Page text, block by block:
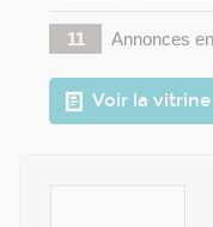
11 Annonces
Voir la vitrine